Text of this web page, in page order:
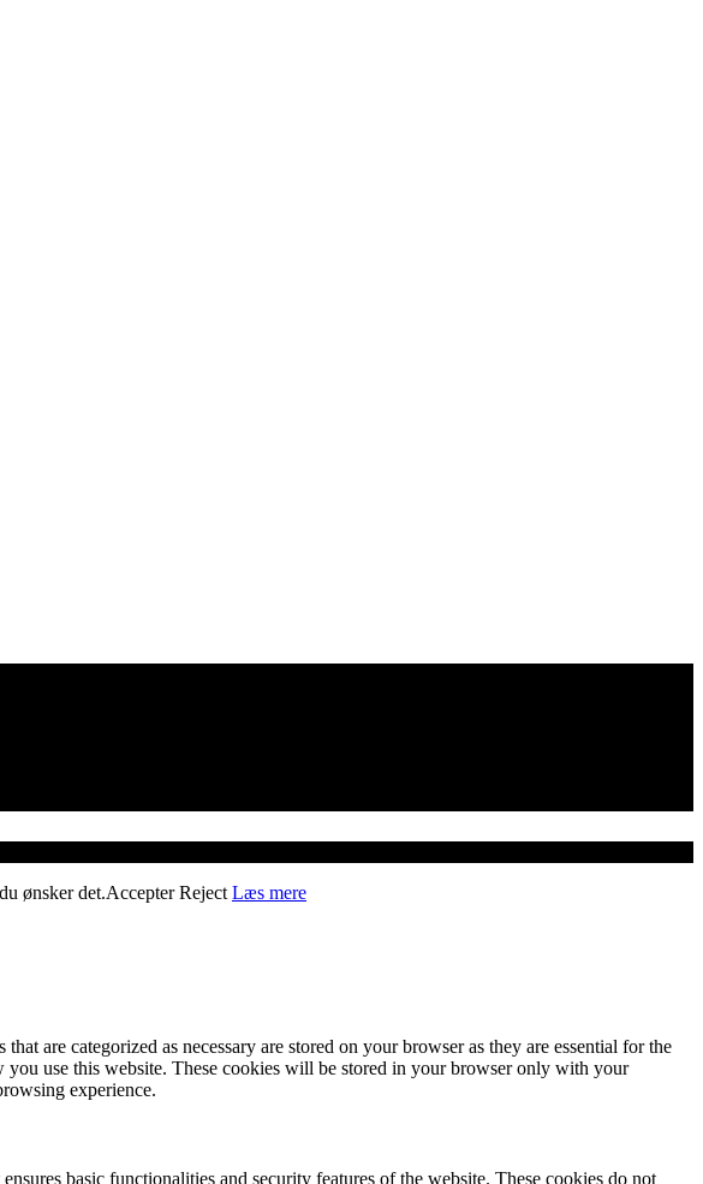
ønsker det.Accepter Reject Læs mere
are categorized as necessary are stored on your browser as they are essential for the
use this website. These cookies will be stored in your browser only with your
experience.
basic functionalities and security features of the website. These cookies do not